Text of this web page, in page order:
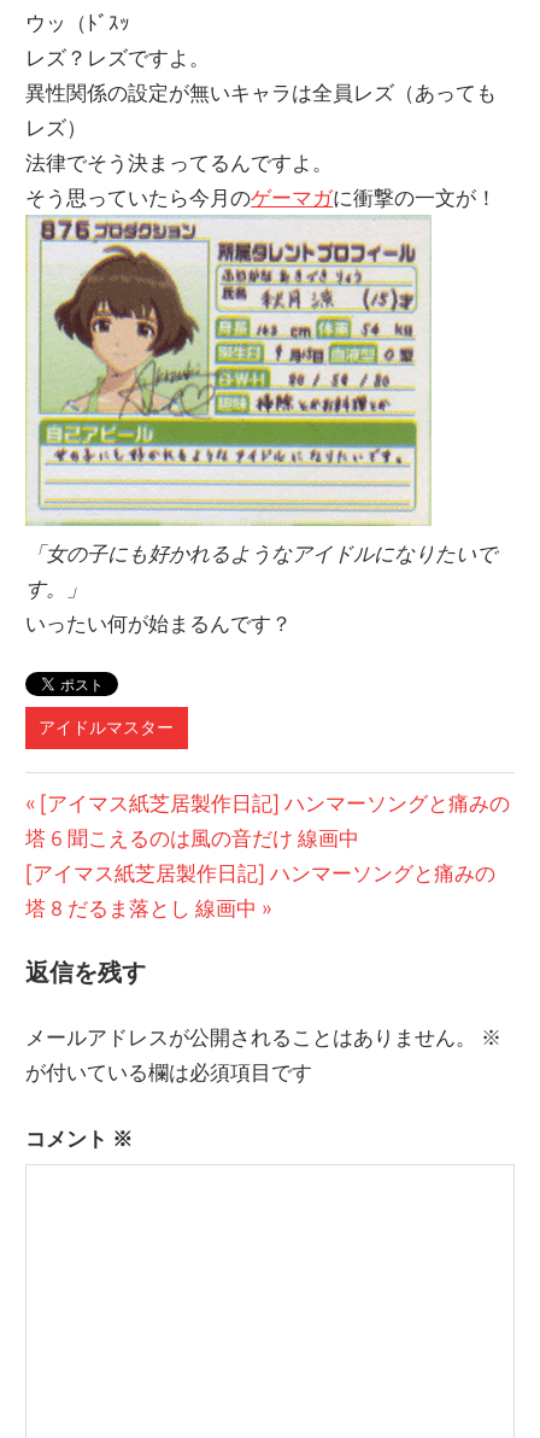
ウッ（ﾄﾞｽｯ
レズ？レズですよ。
異性関係の設定が無いキャラは全員レズ（あっても
レズ）
法律でそう決まってるんですよ。
そう思っていたら今月のゲーマガに衝撃の一文が！
「女の子にも好かれるようなアイドルになりたいで
す。」
いったい何が始まるんです？
アイドルマスター
投
稿
ナ
ビ
ゲ
ー
シ
ョ
前
の
記
事:
[アイマス紙芝居製作日記] ハンマーソングと痛みの
塔 6 聞こえるのは風の音だけ 線画中
次
の
事:
[アイマス紙芝居製作日記] ハンマーソングと痛みの
塔 8 だるま落とし 線画中
返信を残す
メールアドレスが公開されることはありません。
※
が付いている欄は必須項目です
コメント ※